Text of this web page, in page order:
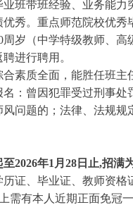
班带班经验、业务能
秀。重点师范院校优
周岁（中学特级教师、
进行聘用。
素质全面，能胜任班主
：曾因犯罪受过刑事
问题的；法律、法规规
2026年1月28日止,招满为
证、毕业证、教师资格
需有本人近期正面免冠